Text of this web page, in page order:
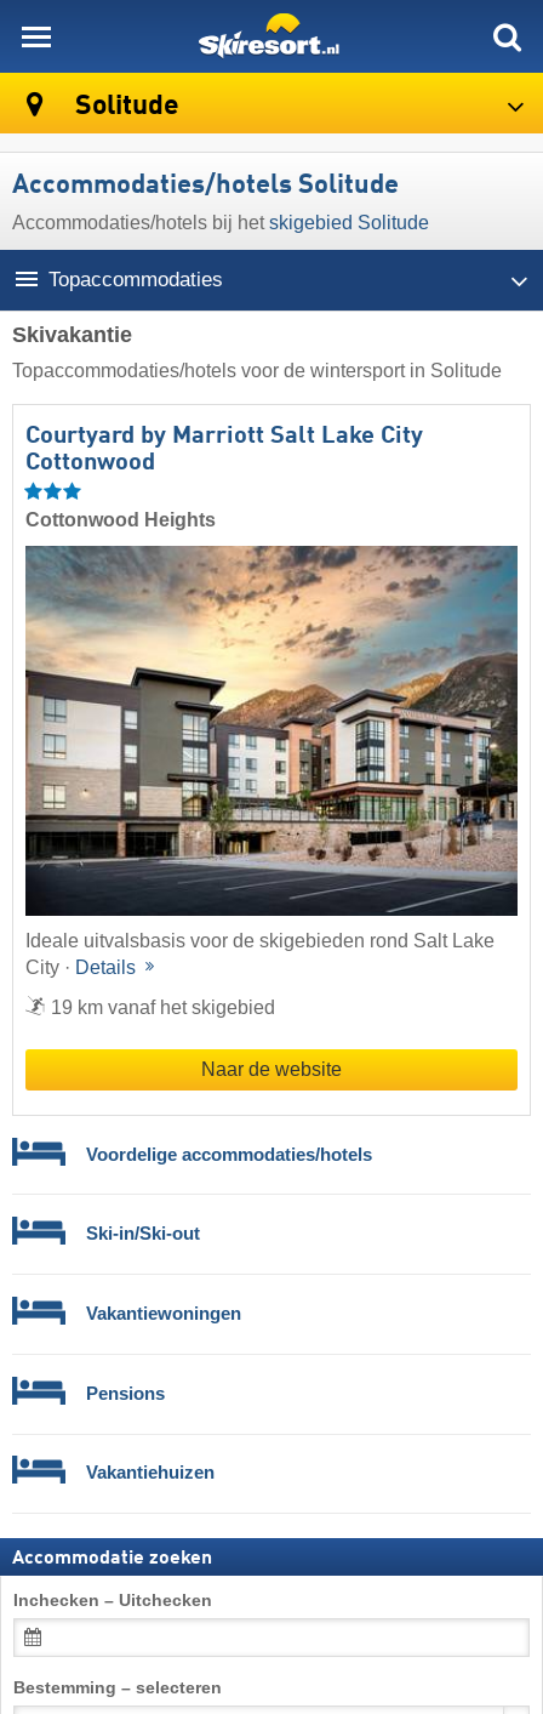
Solitude
Accommodaties/hotels Solitude
Accommodaties/hotels bij hetskigebied Solitude
Topaccommodaties
Skivakantie
Topaccommodaties/hotels voor de wintersport in Solitude
Courtyard by Marriott Salt Lake City
Cottonwood
Cottonwood Heights
Ideale uitvalsbasis voor de skigebieden rond Salt Lake
City · Details
19 km vanaf het skigebied
Naar de website
Voordelige accommodaties/hotels
Ski-in/Ski-out
Vakantiewoningen
Pensions
Vakantiehuizen
Accommodatie zoeken
Inchecken – Uitchecken
Bestemming – selecteren